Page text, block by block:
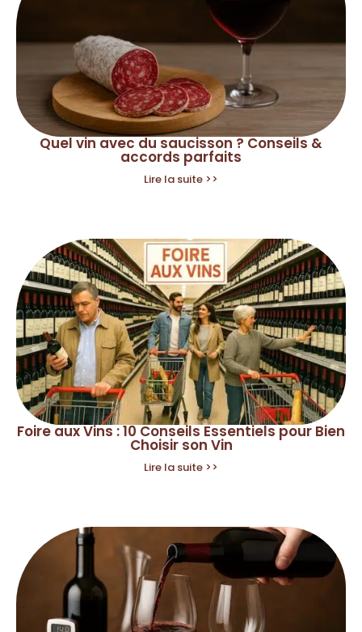
Quel vin avec du saucisson ? Conseils &
accords parfaits
Lire la suite >>
Foire aux Vins : 10 Conseils Essentiels pour Bien
Choisir son Vin
Lire la suite >>